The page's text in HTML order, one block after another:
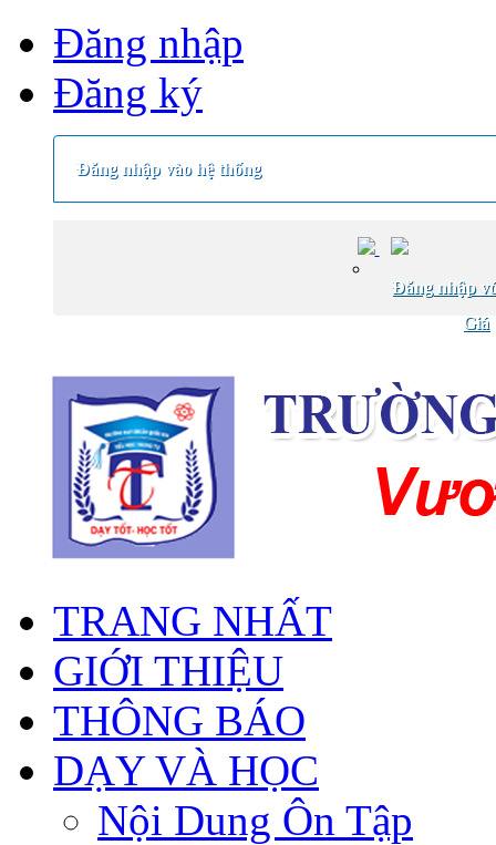
Đăng nhập
Đăng ký
Đăng nhập vào hệ thống
Đăng nhập
Giá
TRANG NHẤT
GIỚI THIỆU
THÔNG BÁO
DẠY VÀ HỌC
Nội Dung Ôn Tập